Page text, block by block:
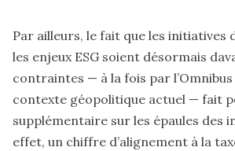
Par ailleurs, le fait que les initiatives
les enjeux ESG soient désormais
contraintes — à la fois par
contexte géopolitique actuel — fait
supplémentaire sur les épaules des
effet, un chiffre d’alignement à la